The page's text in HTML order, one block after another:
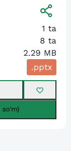
1 ta
8 ta
2.29 MB
.pptx